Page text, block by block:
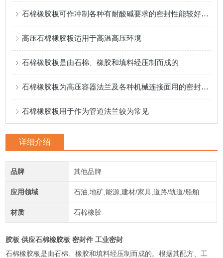
石棉橡胶板可作冲制各种有耐酸碱要求的密封性能较好的垫圈
高压石棉橡胶板适用于高温高压环境
石棉橡胶板是由石棉、橡胶和填料经压制而成的
石棉橡胶板为高压容器法兰及各种机械连接面用的密封材料的材料
石棉橡胶板用于作为管道法兰较为常见
详细介绍
品牌 其他品牌
应用领域 石油,地矿,能源,建材/家具,道路/轨道/船舶
材质 石棉橡胶
胶板 供应石棉橡胶板 密封件 工业密封
石棉橡胶板是由石棉、橡胶和填料经压制而成的。根据其配方、工